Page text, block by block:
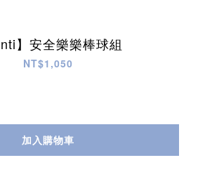
】安全樂樂棒球組
NT$1,050
加入購物車